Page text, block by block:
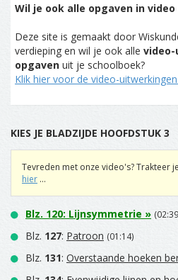
Wil je ook alle opgaven in
Deze site is gemaakt door
verdieping en wil je ook alle
opgaven uit je schoolboek?
Klik hier voor de video-
KIES JE BLADZIJDE HOOFDSTUK 3
Tevreden met onze video's? Trakteer
hier ...
Blz. 120: Lijnsymmetrie »
Blz. 127: Patroon (01:14)
Blz. 131: Overstaande hoeken